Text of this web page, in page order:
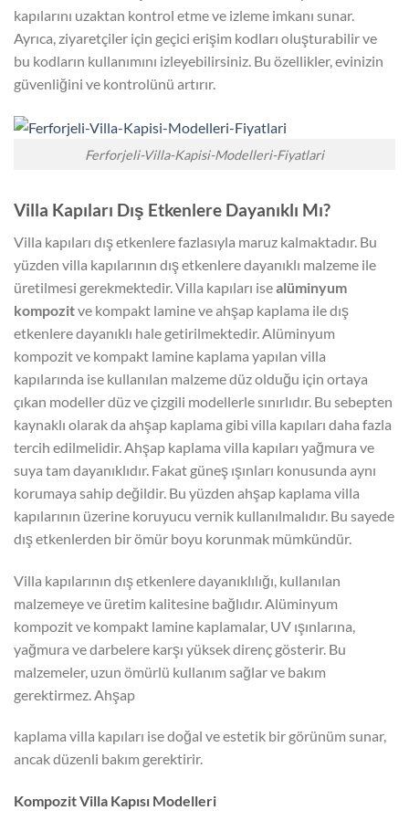
kapılarını uzaktan kontrol etme ve izleme imkanı sunar.
Ayrıca, ziyaretçiler için geçici erişim kodları oluşturabilir ve
bu kodların kullanımını izleyebilirsiniz. Bu özellikler, evinizin
güvenliğini ve kontrolünü artırır.
Ferforjeli-Villa-Kapisi-Modelleri-Fiyatlari
Villa Kapıları Dış Etkenlere Dayanıklı Mı?
Villa kapıları dış etkenlere fazlasıyla maruz kalmaktadır. Bu
yüzden villa kapılarının dış etkenlere dayanıklı malzeme ile
üretilmesi gerekmektedir. Villa kapıları isealüminyum
kompozitve kompakt lamine ve ahşap kaplama ile dış
etkenlere dayanıklı hale getirilmektedir. Alüminyum
kompozit ve kompakt lamine kaplama yapılan villa
kapılarında ise kullanılan malzeme düz olduğu için ortaya
çıkan modeller düz ve çizgili modellerle sınırlıdır. Bu sebepten
kaynaklı olarak da ahşap kaplama gibi villa kapıları daha fazla
tercih edilmelidir. Ahşap kaplama villa kapıları yağmura ve
suya tam dayanıklıdır. Fakat güneş ışınları konusunda aynı
korumaya sahip değildir. Bu yüzden ahşap kaplama villa
kapılarının üzerine koruyucu vernik kullanılmalıdır. Bu sayede
dış etkenlerden bir ömür boyu korunmak mümkündür.
Villa kapılarının dış etkenlere dayanıklılığı, kullanılan
malzemeye ve üretim kalitesine bağlıdır. Alüminyum
kompozit ve kompakt lamine kaplamalar, UV ışınlarına,
yağmura ve darbelere karşı yüksek direnç gösterir. Bu
malzemeler, uzun ömürlü kullanım sağlar ve bakım
gerektirmez. Ahşap
kaplama villa kapıları ise doğal ve estetik bir görünüm sunar,
ancak düzenli bakım gerektirir.
Kompozit Villa Kapısı Modelleri